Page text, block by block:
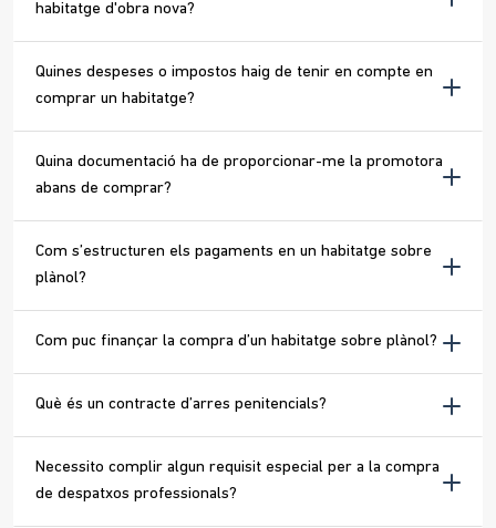
habitatge d'obra nova?
Quines despeses o impostos haig de tenir en compte en
comprar un habitatge?
Quina documentació ha de proporcionar-me la promotora
abans de comprar?
Com s’estructuren els pagaments en un habitatge sobre
plànol?
Com puc finançar la compra d’un habitatge sobre plànol?
Què és un contracte d’arres penitencials?
Necessito complir algun requisit especial per a la compra
de despatxos professionals?